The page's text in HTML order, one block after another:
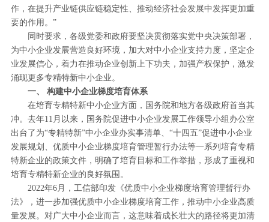
作，在提升产业链供应链稳定性、推动经济社会发展中发挥更加重
要的作用。”
同时要求，各级党委和政府要坚决贯彻落实党中央决策部署，
为中小企业发展营造良好环境，加大对中小企业支持力度，坚定企
业发展信心，着力在推动企业创新上下功夫，加强产权保护，激发
涌现更多专精特新中小企业。
一、
构建中小企业梯度培育体系
在培育专精特新中小企业方面，国务院和地方各级政府首当其
冲。去年11月以来，国务院促进中小企业发展工作领导小组办公室
出台了为“专精特新”中小企业办实事清单、“十四五”促进中小企业
发展规划、优质中小企业梯度培育管理暂行办法等一系列培育专精
特新企业的政策文件，明确了培育目标和工作举措，形成了重视和
培育专精特新企业的良好氛围。
2022年6月，工信部印发《优质中小企业梯度培育管理暂行办
法》，进一步加强优质中小企业梯度培育工作，推动中小企业高质
量发展。对广大中小企业而言，这意味着成长壮大的路径将更加清